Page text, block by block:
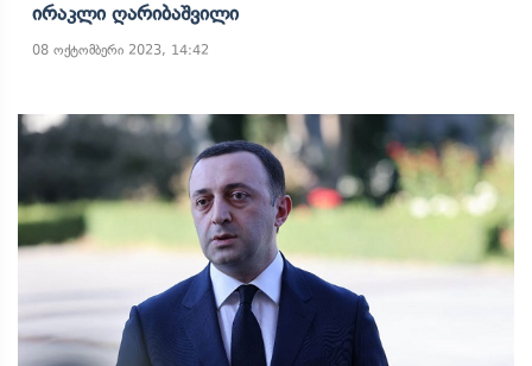
Ირაკლი Ღარიბაშვილი
08 ოქტომბერი 2023, 14:42